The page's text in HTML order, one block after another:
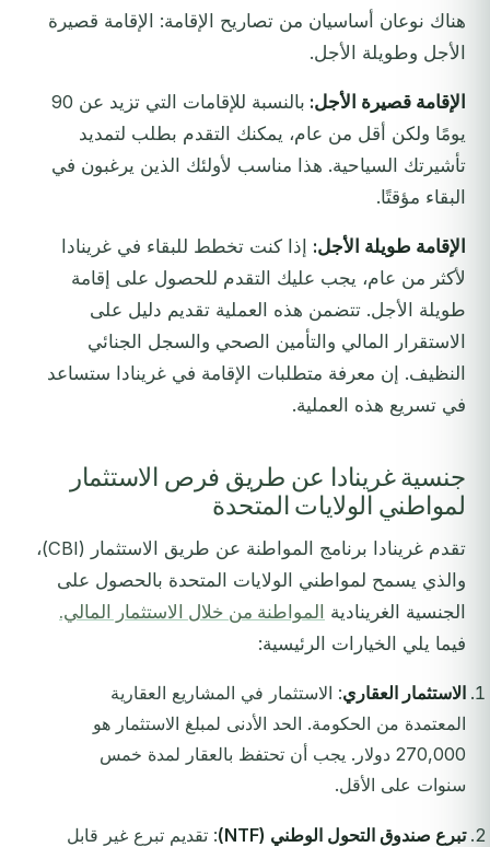
هناك نوعان أساسيان من تصاريح الإقامة: الإقامة قصيرة
الأجل وطويلة الأجل.
الإقامة قصيرة الأجل:
بالنسبة للإقامات التي تزيد عن 90
يومًا ولكن أقل من عام، يمكنك التقدم بطلب لتمديد
تأشيرتك السياحية. هذا مناسب لأولئك الذين يرغبون في
البقاء مؤقتًا.
الإقامة طويلة الأجل: إذا كنت تخطط للبقاء في غرينادا
لأكثر من عام، يجب عليك التقدم للحصول على إقامة
طويلة الأجل. تتضمن هذه العملية تقديم دليل على
الاستقرار المالي والتأمين الصحي والسجل الجنائي
النظيف. إن معرفة متطلبات الإقامة في غرينادا ستساعد
في تسريع هذه العملية.
جنسية غرينادا عن طريق فرص الاستثمار
لمواطني الولايات المتحدة
تقدم غرينادا برنامج المواطنة عن طريق الاستثمار (CBI)،
والذي يسمح لمواطني الولايات المتحدة بالحصول على
الجنسية الغرينادية المواطنة من خلال الاستثمار المالي.
فيما يلي الخيارات الرئيسية:
الاستثمار العقاري: الاستثمار في المشاريع العقارية
المعتمدة من الحكومة. الحد الأدنى لمبلغ الاستثمار هو
270,000 دولار. يجب أن تحتفظ بالعقار لمدة خمس
سنوات على الأقل.
تبرع صندوق التحول الوطني (NTF)
: تقديم تبرع غير قابل